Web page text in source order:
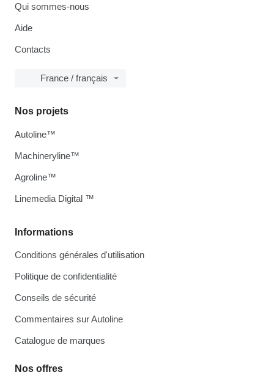
Qui sommes-nous
Aide
Contacts
France / français
Informations
Conditions générales d'utilisation
Politique de confidentialité
Conseils de sécurité
Commentaires sur Autoline
Catalogue de marques
Nos offres
Nos projets
Autoline™
Machineryline™
Agroline™
Linemedia Digital ™